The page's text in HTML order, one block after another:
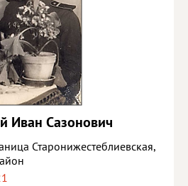
Иван Сазонович
Старонижестеблиевская,